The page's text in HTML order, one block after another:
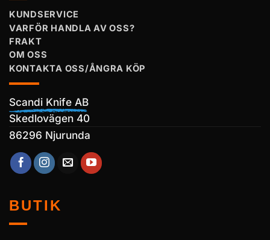
KUNDSERVICE
VARFÖR HANDLA AV OSS?
FRAKT
OM OSS
KONTAKTA OSS/ÅNGRA KÖP
Scandi Knife AB
Skedlovägen 40
86296 Njurunda
BUTIK